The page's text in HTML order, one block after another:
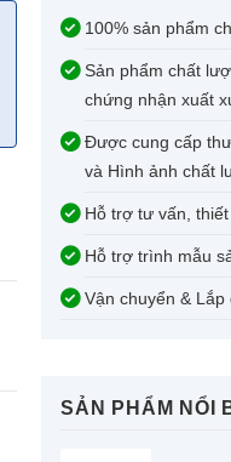
100% sản phẩm
Sản phẩm chất
chứng nhận xuất
Được cung cấp
và Hình ảnh chất
Hỗ trợ tư vấn,
Hỗ trợ trình mẫu
Vận chuyển &
SẢN PHẨM NỔI